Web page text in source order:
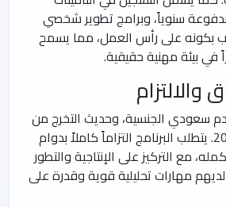
مدفوعة سنوياً، وبرامج تطوير شخصي
بكونه على رأس العمل، مما يسمح
في بيئة مهنية حقيقية.
والالتزام
سعودي الجنسية، وحديث التخرج من
دفعات 2025 أو 2026. يتطلب البرنامج التزاماً كاملاً بدوام
مع التركيز على الإنتاجية والتطور
مهارات تحليلية قوية وقدرة على